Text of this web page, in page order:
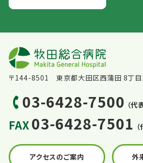
〒144-8501 東京都大田区西蒲田 8丁目
03-6428-7500 （代
FAX03-6428-7501
アクセスのご案内 外